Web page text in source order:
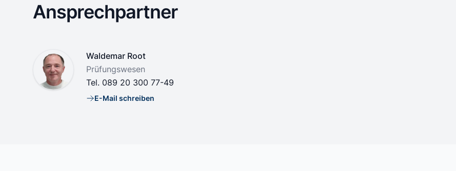
Ansprechpartner
Name
Waldemar Root
Position
Prüfungswesen
Tel. 089 20 300 77-49
E-Mail
E-Mail schreiben